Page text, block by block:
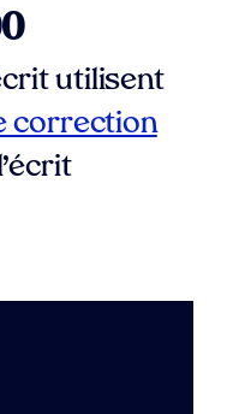
utilisent
correction